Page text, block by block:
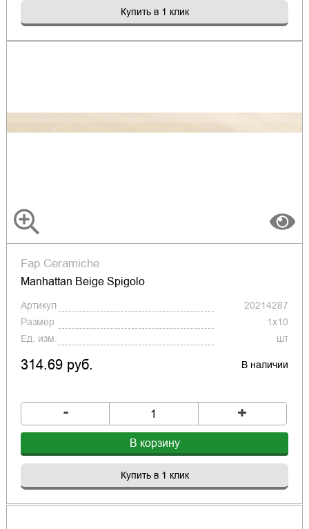
Купить в 1 клик
Fap Ceramiche
Manhattan Beige Spigolo
Артикул
20214287
Размер
1x10
Ед. изм.
шт
314.69 руб. В наличии
- +
В корзину
Купить в 1 клик